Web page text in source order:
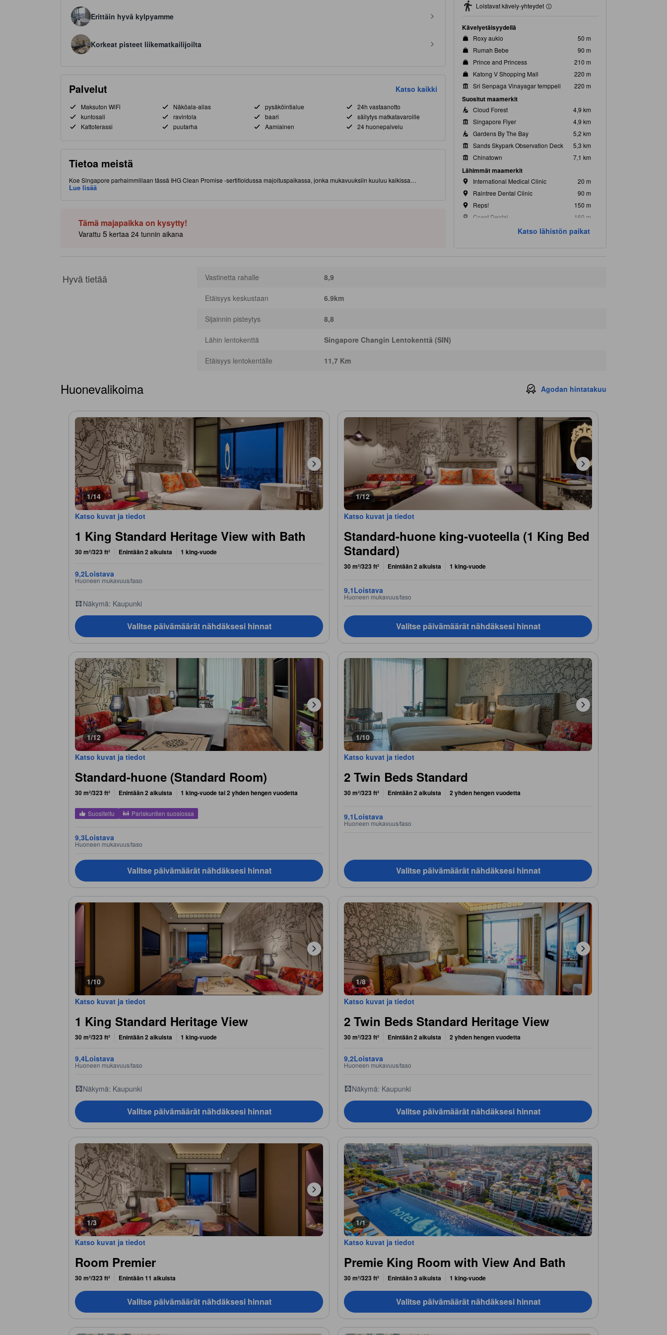
Erittäin hyvä kylpyamme
Korkeat pisteet liikematkailijoilta
Palvelut Katso kaikki
Maksuton WiFi Näköala-allas pysäköintialue
24h vastaanotto
kuntosali
ravintola baari
säilytys matkatavaroille
Kattoterassi
puutarha Aamiainen 24 huonepalvelu
Tietoa meistä
Koe Singapore parhaimmillaan tässä IHG Clean Promise -sertifioidussa majoituspaikassa, jonka mukavuuksiin kuuluu kaikissa
huoneissa toimiva maksuton wifi. Majoituspaikka sijaitsee hyvällä paikalla (East Coast, Singapore) lyhyen matkan päässä nähtävyyksistä
Lue lisää
Tämä majapaikka on kysytty!
Varattu 5 kertaa 24 tunnin aikana
Loistavat kävely-yhteydet
Kävelyetäisyydellä
Roxy aukio
50 m
Rumah Bebe
90 m
Prince and Princess
210 m
Katong V Shopping Mall
220 m
Sri Senpaga Vinayagar temppeli
220 m
Suositut maamerkit
Cloud Forest
4,9 km
Singapore Flyer
4,9 km
Gardens By The Bay
5,2 km
Sands Skypark Observation Deck
5,3 km
Chinatown
7,1 km
Lähimmät maamerkit
International Medical Clinic
20 m
Raintree Dental Clinic
90 m
Reps!
150 m
Coast Dental
160 m
Fu Hua TCM Healthcare
160 m
Katso lähistön paikat
Hyvä tietää Vastinetta rahalle 8,9
Etäisyys keskustaan 6.9km
Sijainnin pisteytys 8,8
Lähin lentokenttä Singapore Changin Lentokenttä (SIN)
Etäisyys lentokentälle 11,7 Km
Huonevalikoima Agodan hintatakuu
1/14
Katso kuvat ja tiedot
1 King Standard Heritage View with Bath
30 m²/323 ft² Enintään 2 aikuista 1 king-vuode
9,2Loistava
Huoneen mukavuus/taso
Näkymä: Kaupunki
Valitse päivämäärät nähdäksesi hinnat
1/12
Katso kuvat ja tiedot
Standard-huone king-vuoteella (1 King Bed
Standard)
30 m²/323 ft² Enintään 2 aikuista 1 king-vuode
9,1Loistava
Huoneen mukavuus/taso
Valitse päivämäärät nähdäksesi hinnat
1/12
Katso kuvat ja tiedot
Standard-huone (Standard Room)
30 m²/323 ft² Enintään 2 aikuista 1 king-vuode tai 2 yhden hengen vuodetta
Suositeltu Pariskuntien suosiossa
9,3Loistava
Huoneen mukavuus/taso
Valitse päivämäärät nähdäksesi hinnat
1/10
Katso kuvat ja tiedot
2 Twin Beds Standard
30 m²/323 ft² Enintään 2 aikuista 2 yhden hengen vuodetta
9,1Loistava
Huoneen mukavuus/taso
Valitse päivämäärät nähdäksesi hinnat
1/10
Katso kuvat ja tiedot
1 King Standard Heritage View
30 m²/323 ft² Enintään 2 aikuista 1 king-vuode
9,4Loistava
Huoneen mukavuus/taso
Näkymä: Kaupunki
Valitse päivämäärät nähdäksesi hinnat
1/8
Katso kuvat ja tiedot
2 Twin Beds Standard Heritage View
30 m²/323 ft² Enintään 2 aikuista 2 yhden hengen vuodetta
9,2Loistava
Huoneen mukavuus/taso
Näkymä: Kaupunki
Valitse päivämäärät nähdäksesi hinnat
1/3
Katso kuvat ja tiedot
Room Premier
30 m²/323 ft² Enintään 11 aikuista
Valitse päivämäärät nähdäksesi hinnat
1/1
Katso kuvat ja tiedot
Premie King Room with View And Bath
30 m²/323 ft² Enintään 3 aikuista 1 king-vuode
Valitse päivämäärät nähdäksesi hinnat